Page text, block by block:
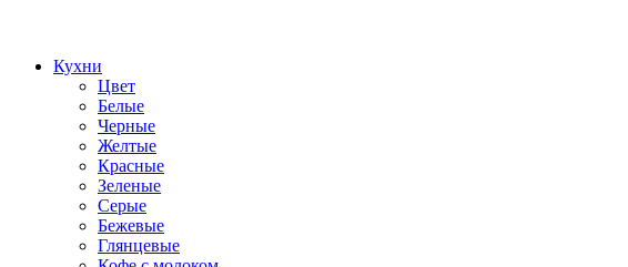
Кухни
Цвет
Белые
Черные
Желтые
Красные
Зеленые
Серые
Бежевые
Глянцевые